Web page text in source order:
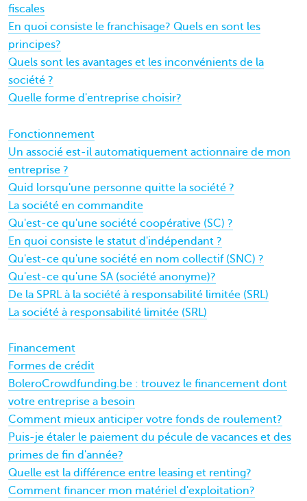
fiscales
En quoi consiste le franchisage? Quels en sont les
principes?
Quels sont les avantages et les inconvénients de la
société ?
Quelle forme d'entreprise choisir?
Fonctionnement
Un associé est-il automatiquement actionnaire de mon
entreprise ?
Quid lorsqu'une personne quitte la société ?
La société en commandite
Qu'est-ce qu'une société coopérative (SC) ?
En quoi consiste le statut d'indépendant ?
Qu'est-ce qu'une société en nom collectif (SNC) ?
Qu'est-ce qu'une SA (société anonyme)?
De la SPRL à la société à responsabilité limitée (SRL)
La société à responsabilité limitée (SRL)
Financement
Formes de crédit
BoleroCrowdfunding.be : trouvez le financement dont
votre entreprise a besoin
Comment mieux anticiper votre fonds de roulement?
Puis-je étaler le paiement du pécule de vacances et des
primes de fin d'année?
Quelle est la différence entre leasing et renting?
Comment financer mon matériel d'exploitation?